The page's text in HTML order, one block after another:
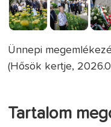
Ünnepi
(Hősök kertje,
Tartalom